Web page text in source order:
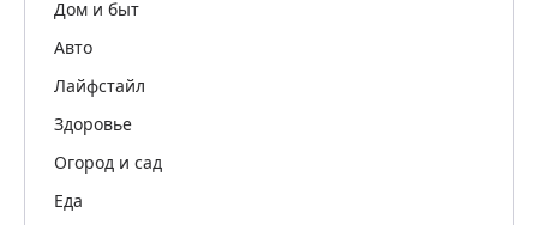
Дом и быт
Авто
Лайфстайл
Здоровье
Огород и сад
Еда